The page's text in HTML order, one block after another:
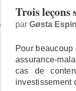
Trois leçons
par Gøsta
Pour beaucoup
assurance-
cas de
investissement